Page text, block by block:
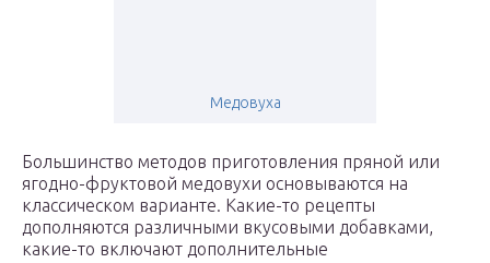
Медовуха
Большинство методов приготовления пряной или
ягодно-фруктовой медовухи основываются на
классическом варианте. Какие-то рецепты
дополняются различными вкусовыми добавками,
какие-то включают дополнительные